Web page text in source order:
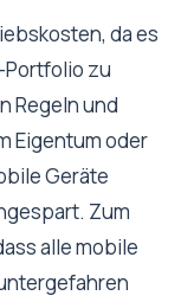
da es
Portfolio zu
Regeln und
Eigentum oder
Geräte
Zum
alle mobile